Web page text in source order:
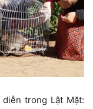
trong Lật Mặt: